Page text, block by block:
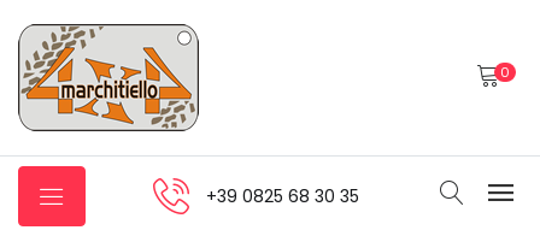
0
+39 0825 68 30 35